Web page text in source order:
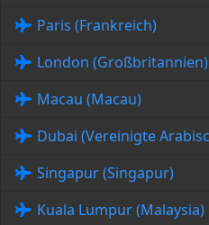
Paris (Frankreich)
London (Großbritannien)
Macau (Macau)
Dubai (Vereinigte
Singapur (Singapur)
Kuala Lumpur (Malaysia)